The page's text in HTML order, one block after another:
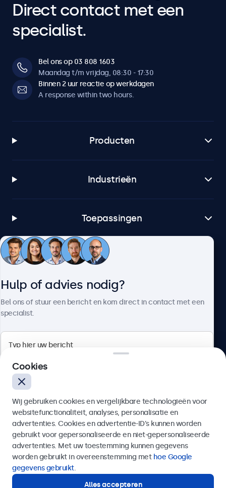
Direct contact met een
specialist.
Bel ons op 03 808 1603
Maandag t/m vrijdag, 08:30 - 17:30
Binnen 2 uur reactie op werkdagen
A response within two hours.
Producten
Industrieën
Toepassingen
Klantenservice
4.8/5 door 5000+ bedrijven
Nederlands
Hulp of advies nodig?
Bel ons of stuur een bericht en kom direct in contact met een
specialist.
Verzenden
Of bel ons op
Cookies
Wij gebruiken cookies en vergelijkbare technologieën voor
websitefunctionaliteit, analyses, personalisatie en
advertenties. Cookies en advertentie-ID’s kunnen worden
gebruikt voor gepersonaliseerde en niet-gepersonaliseerde
advertenties. Met uw toestemming kunnen gegevens
worden gebruikt in overeenstemming met hoe Google
gegevens gebruikt.
Alles accepteren